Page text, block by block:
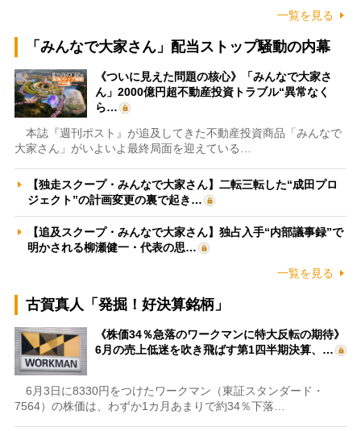
一覧を見る
「みんなで大家さん」配当ストップ騒動の内幕
《ついに見えた問題の核心》「みんなで大家さ
ん」2000億円超不動産投資トラブル“異常なく
ら…
本誌『週刊ポスト』が追及してきた不動産投資商品「みんなで
大家さん」がいよいよ最終局面を迎えている…
【独走スクープ・みんなで大家さん】二転三転した“成田プロ
ジェクト”の計画変更の裏で起き…
【追及スクープ・みんなで大家さん】独占入手“内部議事録”で
明かされる柳瀬健一・代表の思…
一覧を見る
古賀真人「発掘！好決算銘柄」
《株価34％急落のワークマンに特大反転の期待》
6月の売上低迷を吹き飛ばす第1四半期決算、…
6月3日に8330円をつけたワークマン（東証スタンダード・
7564）の株価は、わずか1カ月あまりで約34％下落…